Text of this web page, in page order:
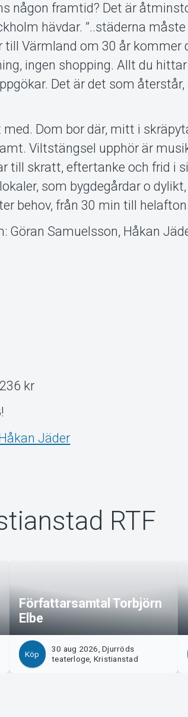
någon framtid? Det är
hävdar. ”..städerna måste
till Värmland om 30 år kommer
ingen shopping. Allt du
Det är det som återstår,
Dom bor där, mitt i
Viltstängsel upphör är
till skratt, eftertanke och frid i
som bygdegårdar o dylikt,
behov, från 30 min till
Göran Samuelsson, Håkan
kr
Håkan Jäder
RTF
Författarsamtal Torbjörn
Elbe
Köp
30 aug 2026, Djurröds
teaterloge, Kristianstad